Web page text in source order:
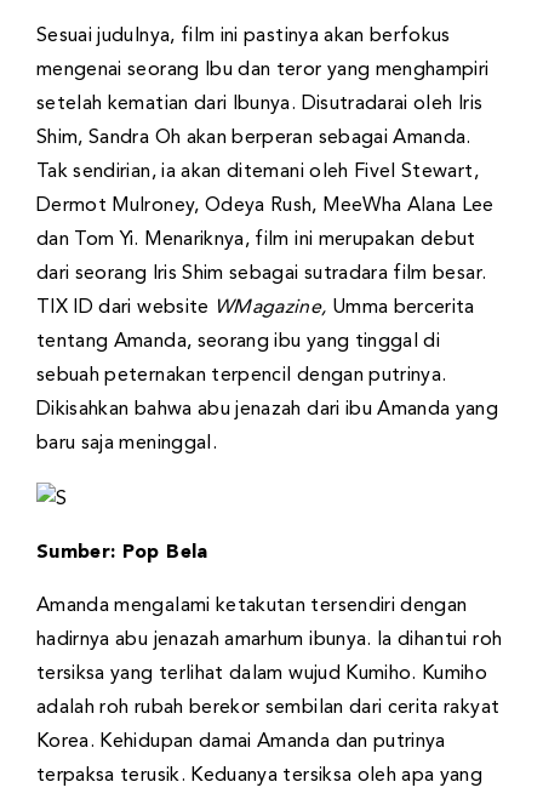
Sesuai judulnya, film ini pastinya akan berfokus
mengenai seorang Ibu dan teror yang menghampiri
setelah kematian dari Ibunya. Disutradarai oleh Iris
Shim, Sandra Oh akan berperan sebagai Amanda.
Tak sendirian, ia akan ditemani oleh Fivel Stewart,
Dermot Mulroney, Odeya Rush, MeeWha Alana Lee
dan Tom Yi. Menariknya, film ini merupakan debut
dari seorang Iris Shim sebagai sutradara film besar.
TIX ID dari website WMagazine, Umma bercerita
tentang Amanda, seorang ibu yang tinggal di
sebuah peternakan terpencil dengan putrinya.
Dikisahkan bahwa abu jenazah dari ibu Amanda yang
baru saja meninggal.
Sumber: Pop Bela
Amanda mengalami ketakutan tersendiri dengan
hadirnya abu jenazah amarhum ibunya. Ia dihantui roh
tersiksa yang terlihat dalam wujud Kumiho. Kumiho
adalah roh rubah berekor sembilan dari cerita rakyat
Korea. Kehidupan damai Amanda dan putrinya
terpaksa terusik. Keduanya tersiksa oleh apa yang